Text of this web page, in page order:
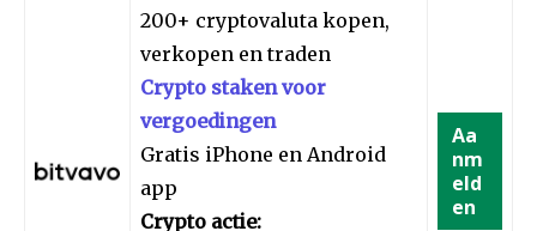
200+ cryptovaluta kopen,
verkopen en traden
Crypto staken voor
vergoedingen
Gratis iPhone en Android
app
Crypto actie:
Aa
nm
eld
en